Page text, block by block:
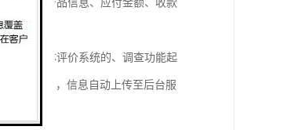
实所购产品信息、应付金额、收款
该多媒体评价系统的、调查功能起
的选择、，信息自动上传至后台服